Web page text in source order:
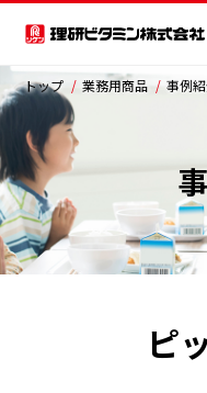
検索キーワード入力
ソリューション
商品情報
事例紹介
よくあるご質問
トップ 業務用商品 事例
ピ